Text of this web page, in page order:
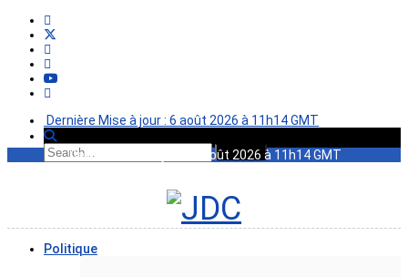
Dernière Mise à jour : 6 août 2026 à 11h14 GMT
Dernière Mise à jour : 6 août 2026 à 11h14 GMT
Politique